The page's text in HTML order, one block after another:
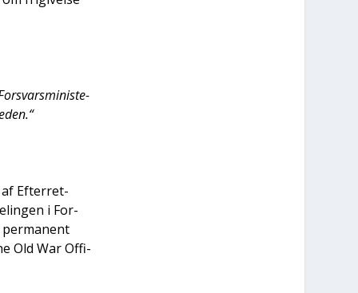
af Efter­ret­
i For­
Old War Offi­